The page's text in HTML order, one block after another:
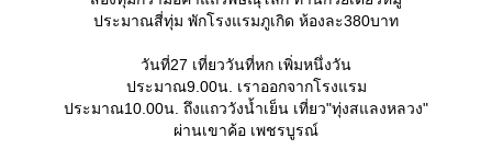
ประมาณสี่ทุ่ม พักโรงแรมภูเกิด ห้องละ380บาท
วันที่27 เที่ยววันที่หก เพิ่มหนึ่งวัน
ประมาณ9.00น. เราออกจากโรงแรม
ประมาณ10.00น. ถึงแถววังน้ำเย็น เที่ยว"ทุ่งสแลงหลวง"
ผ่านเขาค้อ เพชรบูรณ์